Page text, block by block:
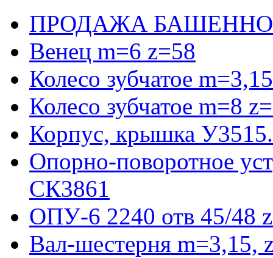
ПРОДАЖА
Венец m=6 z=58
Колесо зубчатое
Колесо зубчатое m=8
Корпус, крышка
Опорно-поворотное
СК3861
ОПУ-6 2240 отв 45/48
Вал-шестерня m=3,15,